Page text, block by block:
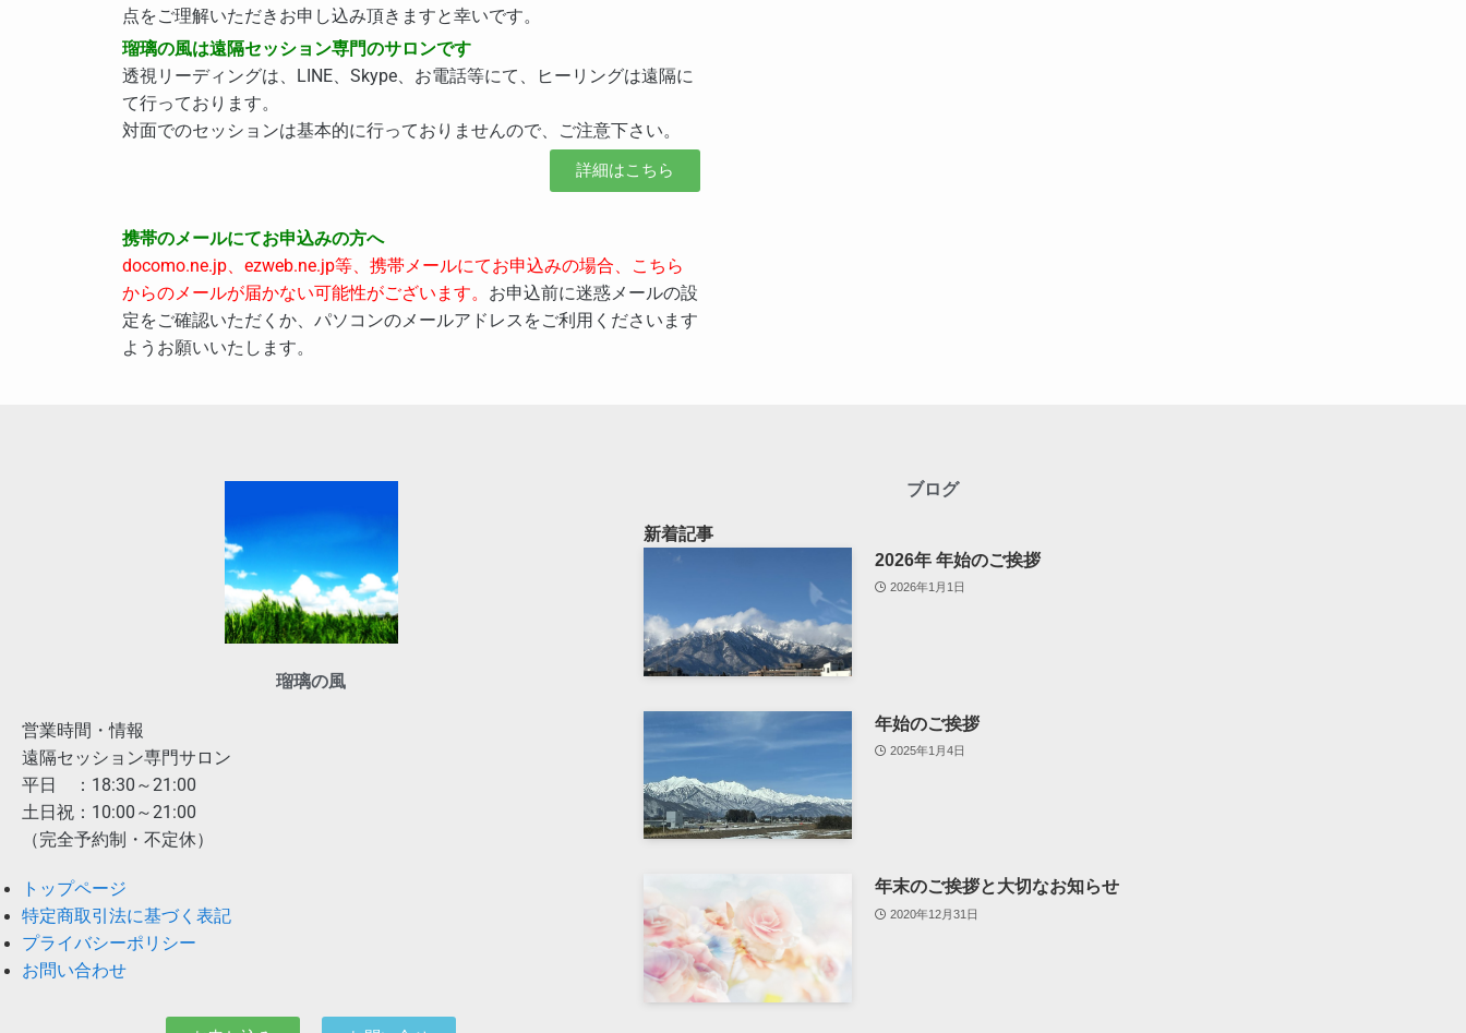
点をご理解いただきお申し込み頂きますと幸いです。
瑠璃の風は遠隔セッション専門のサロンです
透視リーディングは、LINE、Skype、お電話等にて、ヒーリングは遠隔に
て行っております。
対面でのセッションは基本的に行っておりませんので、ご注意下さい。
詳細はこちら
携帯のメールにてお申込みの方へ
docomo.ne.jp、ezweb.ne.jp等、携帯メールにてお申込みの場合、こちら
からのメールが届かない可能性がございます。 お申込前に迷惑メールの設
定をご確認いただくか、パソコンのメールアドレスをご利用くださいます
ようお願いいたします。
瑠璃の風
営業時間・情報
遠隔セッション専門サロン
平日 ：18:30～21:00
土日祝：10:00～21:00
（完全予約制・不定休）
トップページ
特定商取引法に基づく表記
プライバシーポリシー
お問い合わせ
ブログ
新着記事
2026年 年始のご挨拶
2026年1月1日
年始のご挨拶
2025年1月4日
年末のご挨拶と大切なお知らせ
2020年12月31日